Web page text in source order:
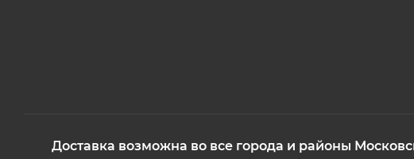
Доставка возможна во все города и районы